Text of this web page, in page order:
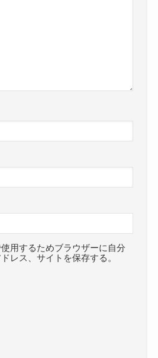
用するためブラウザーに自分
レス、サイトを保存する。